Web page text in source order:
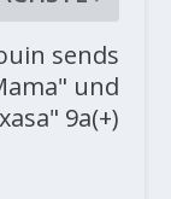
sends
und
9a(+)